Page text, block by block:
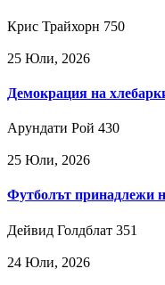
Крис Трайхорн 750
25 Юли, 2026
Демокрация на
Арундати Рой 430
25 Юли, 2026
Футболът принадлежи
Дейвид Голдблат 351
24 Юли, 2026